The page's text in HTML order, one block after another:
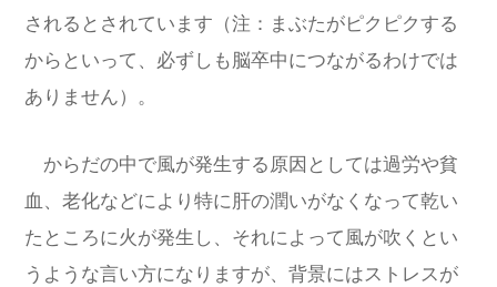
されるとされています（注：まぶたがピクピクする
からといって、必ずしも脳卒中につながるわけでは
ありません）。
からだの中で風が発生する原因としては過労や貧
血、老化などにより特に肝の潤いがなくなって乾い
たところに火が発生し、それによって風が吹くとい
うような言い方になりますが、背景にはストレスが